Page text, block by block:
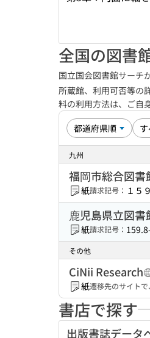
全国の図書
国立国会図書館サーチ
所蔵館、利用可否等の
料の利用方法は、ご自
九州
福岡市総合図書
紙請求記号： １５
鹿児島県立図書
紙請求記号：
その他
CiNii Research
紙遷移先のサイト
書店で探す
出版書誌データ